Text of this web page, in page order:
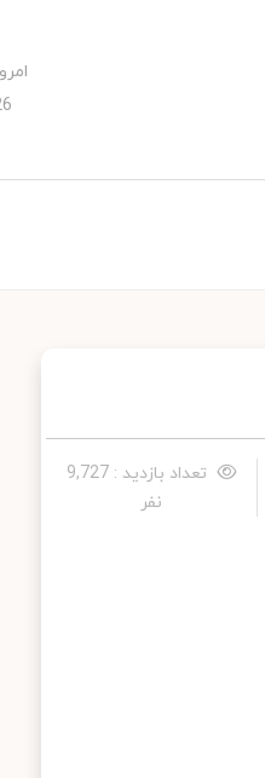
امروز
تعداد بازدید : 9,727
نفر